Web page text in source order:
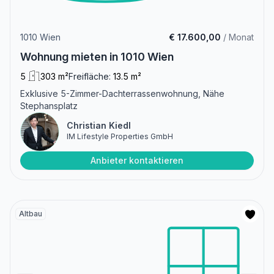
1010 Wien € 17.600,00 / Monat
Wohnung mieten in 1010 Wien
5 303 m²Freifläche: 13.5 m²
Exklusive 5-Zimmer-Dachterrassenwohnung, Nähe
Stephansplatz
Christian Kiedl
IM Lifestyle Properties GmbH
Anbieter kontaktieren
Altbau